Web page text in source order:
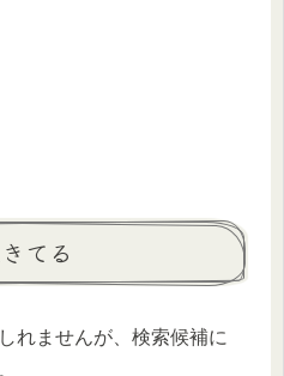
てる
れませんが、検索候補に